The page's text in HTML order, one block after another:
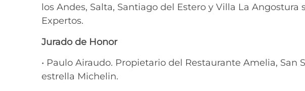
los Andes, Salta, Santiago del Estero y Villa La
Expertos.
Jurado de Honor
• Paulo Airaudo. Propietario del Restaurante Amelia, San
estrella Michelin.